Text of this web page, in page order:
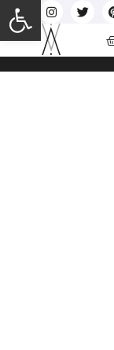
Ανοίξτε τη γραμμή εργαλείων